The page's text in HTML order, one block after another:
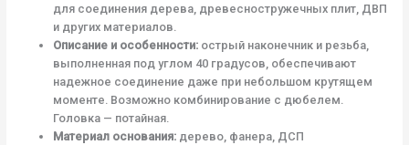
для соединения дерева, древесностружечных плит, ДВП
и других материалов.
Описание и особенности: острый наконечник и резьба,
выполненная под углом 40 градусов, обеспечивают
надежное соединение даже при небольшом крутящем
моменте. Возможно комбинирование с дюбелем.
Головка — потайная.
Материал основания: дерево, фанера, ДСП